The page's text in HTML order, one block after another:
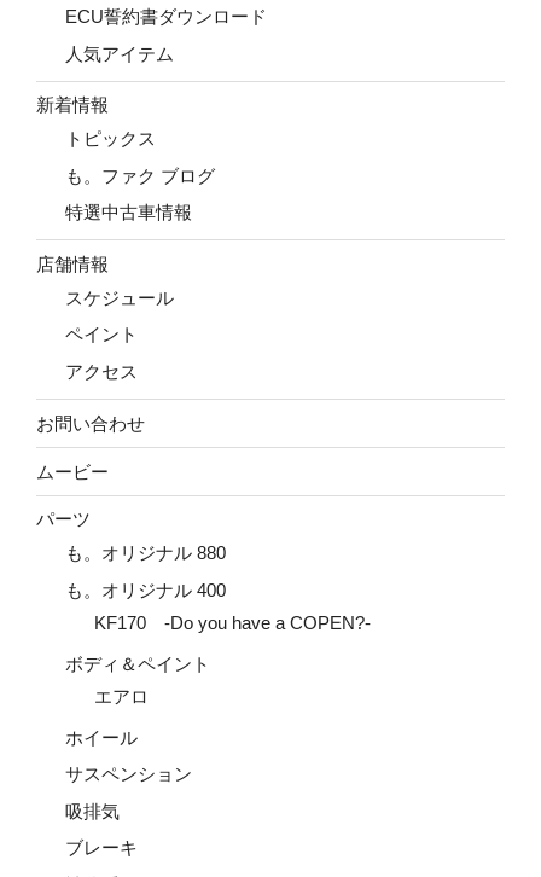
ECU誓約書ダウンロード
人気アイテム
新着情報
トピックス
も。ファク ブログ
特選中古車情報
店舗情報
スケジュール
ペイント
アクセス
お問い合わせ
ムービー
パーツ
も。オリジナル 880
も。オリジナル 400
KF170 -Do you have a COPEN?-
ボディ＆ペイント
エアロ
ホイール
サスペンション
吸排気
ブレーキ